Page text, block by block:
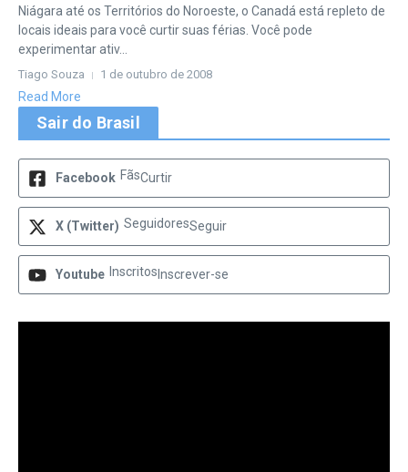
Niágara até os Territórios do Noroeste, o Canadá está repleto de
locais ideais para você curtir suas férias. Você pode
experimentar ativ...
Tiago Souza 1 de outubro de 2008
Read More
Sair do Brasil
Facebook FãsCurtir
X (Twitter) SeguidoresSeguir
Youtube Inscritos Inscrever-se